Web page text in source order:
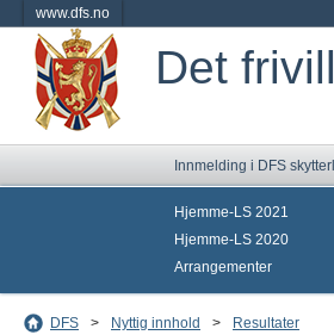
www.dfs.no
Det
Innmelding i DFS
Hjemme-LS 2021
Hjemme-LS 2020
Arrangementer
DFS > Nyttig innhold > Resultater